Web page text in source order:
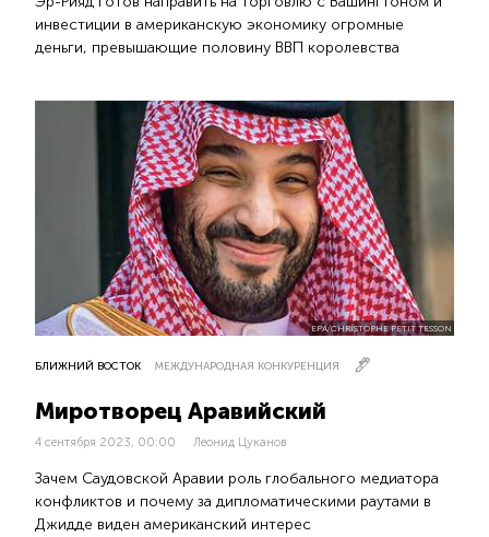
инвестиции в американскую экономику огромные
деньги, превышающие половину ВВП королевства
EPA/CHRISTOPHE PETIT TESSON
БЛИЖНИЙ ВОСТОК МЕЖДУНАРОДНАЯ КОНКУРЕНЦИЯ
Миротворец Аравийский
4 сентября 2023, 00:00 Леонид Цуканов
Зачем Саудовской Аравии роль глобального медиатора
конфликтов и почему за дипломатическими раутами в
Джидде виден американский интерес